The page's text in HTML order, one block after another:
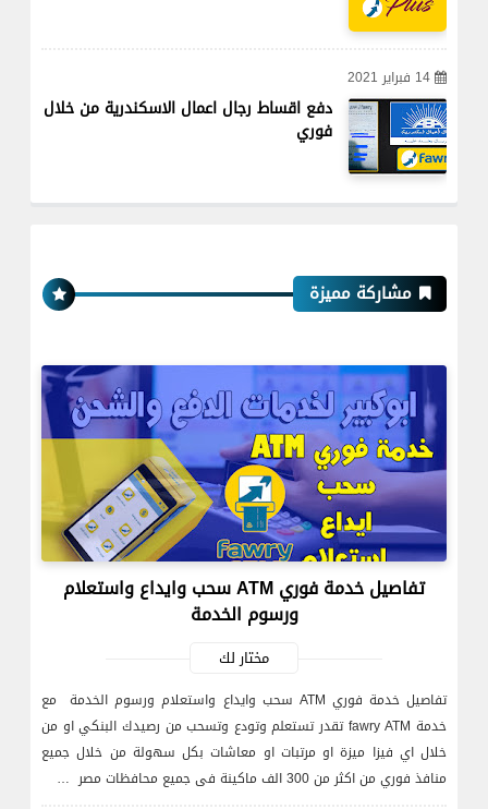
14 فبراير 2021
دفع اقساط رجال اعمال الاسكندرية من خلال
فوري
مشاركة مميزة
تفاصيل خدمة فوري ATM سحب وايداع واستعلام
ورسوم الخدمة
مختار لك
تفاصيل خدمة فوري ATM سحب وايداع واستعلام ورسوم الخدمة مع
خدمة fawry ATM تقدر تستعلم وتودع وتسحب من رصيدك البنكي او من
خلال اي فيزا ميزة او مرتبات او معاشات بكل سهولة من خلال جميع
منافذ فوري من اكثر من 300 الف ماكينة فى جميع محافظات مصر …